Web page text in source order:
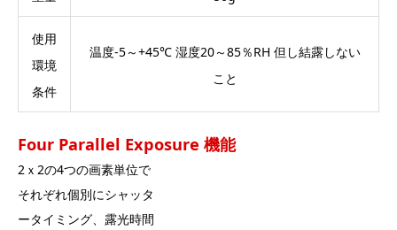
使用
環境
条件
温度-5～+45℃ 湿度20～85％RH 但し結露しない
こと
Four Parallel Exposure 機能
2ｘ2の4つの画素単位で
それぞれ個別にシャッタ
ータイミング、露光時間